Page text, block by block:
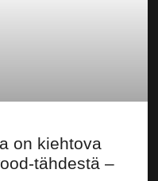
on kiehtova
tähdestä –